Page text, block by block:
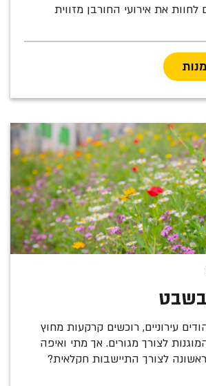
לחוות את אירועי החורבן מזווית
עירוניים, רוכשים קרקעות מחוץ
לצורך מגורים. אך מתי ואיפה
לצורך התיישבות חקלאית?